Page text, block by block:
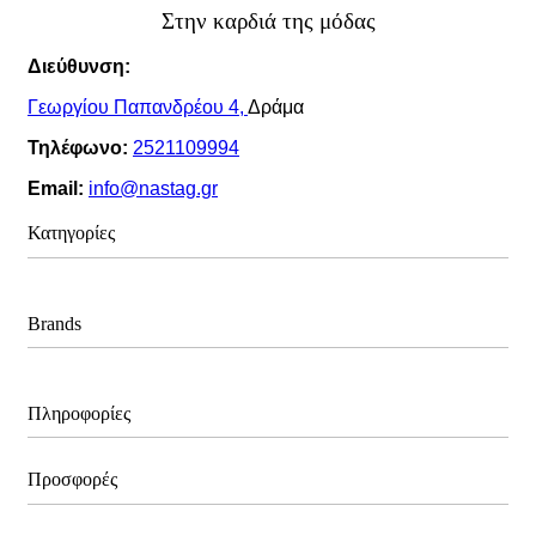
Στην καρδιά της μόδας
Διεύθυνση:
Γεωργίου Παπανδρέου 4, Δράμα
Τηλέφωνο: 2521109994
Email: info@nastag.gr
Κατηγορίες
Πανωφόρια
Φορέματα
T-shirt
Μπλούζες
Ζακέτες
Πλεκτά
Brands
Sourloulou
Compania Fantastica
N2110
Vero Moda
Πληροφορίες
Ποιοί Είμαστε
Προσφορές